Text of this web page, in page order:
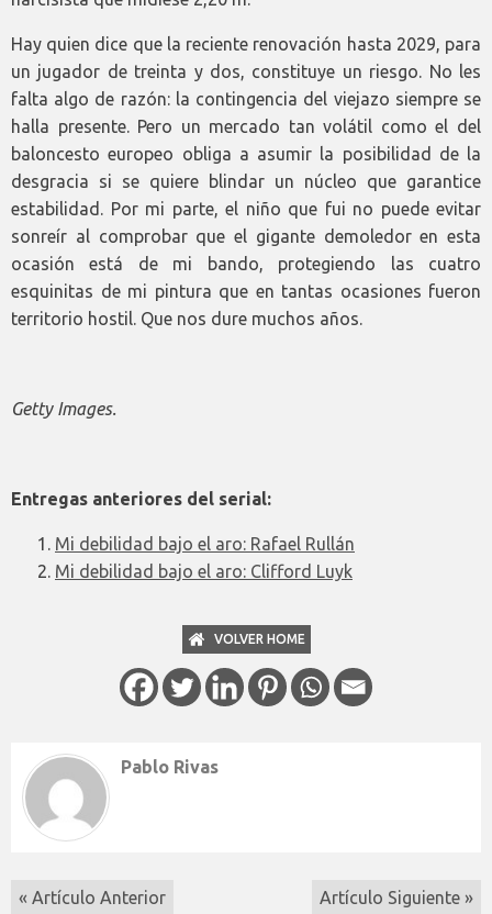
Hay quien dice que la reciente renovación hasta 2029, para
un jugador de treinta y dos, constituye un riesgo. No les
falta algo de razón: la contingencia del viejazo siempre se
halla presente. Pero un mercado tan volátil como el del
baloncesto europeo obliga a asumir la posibilidad de la
desgracia si se quiere blindar un núcleo que garantice
estabilidad. Por mi parte, el niño que fui no puede evitar
sonreír al comprobar que el gigante demoledor en esta
ocasión está de mi bando, protegiendo las cuatro
esquinitas de mi pintura que en tantas ocasiones fueron
territorio hostil. Que nos dure muchos años.
Getty Images.
Entregas anteriores del serial:
Mi debilidad bajo el aro: Rafael Rullán
Mi debilidad bajo el aro: Clifford Luyk
VOLVER HOME
Pablo Rivas
« Artículo Anterior Artículo Siguiente »